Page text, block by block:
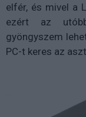
elfér, és mivel a
ezért az
gyöngyszem
PC-t keres az